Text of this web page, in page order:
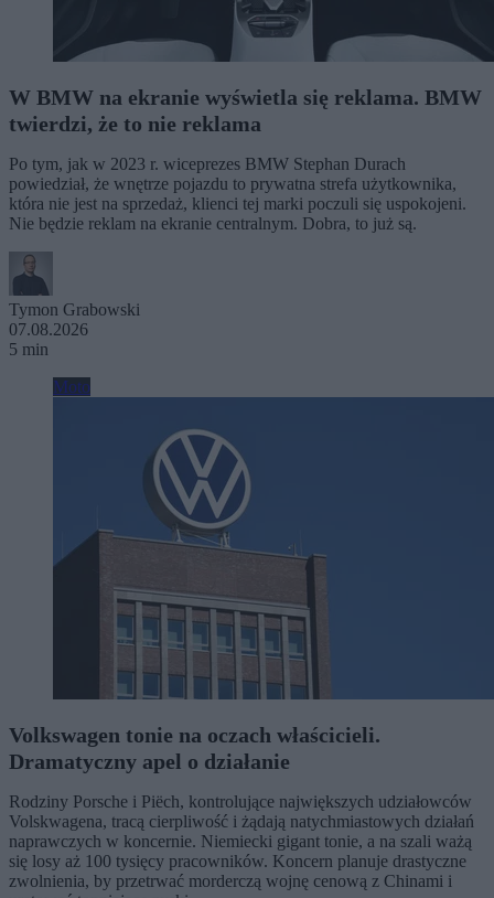
W BMW na ekranie wyświetla się reklama. BMW
twierdzi, że to nie reklama
Po tym, jak w 2023 r. wiceprezes BMW Stephan Durach
powiedział, że wnętrze pojazdu to prywatna strefa użytkownika,
która nie jest na sprzedaż, klienci tej marki poczuli się uspokojeni.
Nie będzie reklam na ekranie centralnym. Dobra, to już są.
Tymon Grabowski
07.08.2026
5 min
Moto
Volkswagen tonie na oczach właścicieli.
Dramatyczny apel o działanie
Rodziny Porsche i Piëch, kontrolujące największych udziałowców
Volskwagena, tracą cierpliwość i żądają natychmiastowych działań
naprawczych w koncernie. Niemiecki gigant tonie, a na szali ważą
się losy aż 100 tysięcy pracowników. Koncern planuje drastyczne
zwolnienia, by przetrwać morderczą wojnę cenową z Chinami i